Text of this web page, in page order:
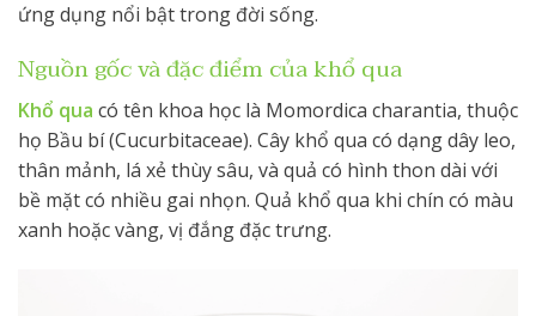
ứng dụng nổi bật trong đời sống.
Nguồn gốc và đặc điểm của khổ qua
Khổ qua có tên khoa học là Momordica charantia, thuộc
họ Bầu bí (Cucurbitaceae). Cây khổ qua có dạng dây leo,
thân mảnh, lá xẻ thùy sâu, và quả có hình thon dài với
bề mặt có nhiều gai nhọn. Quả khổ qua khi chín có màu
xanh hoặc vàng, vị đắng đặc trưng.